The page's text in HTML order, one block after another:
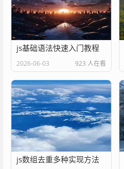
js基础语法快速入门教程
2026-06-03 923 人在看
js数组去重多种实现方法